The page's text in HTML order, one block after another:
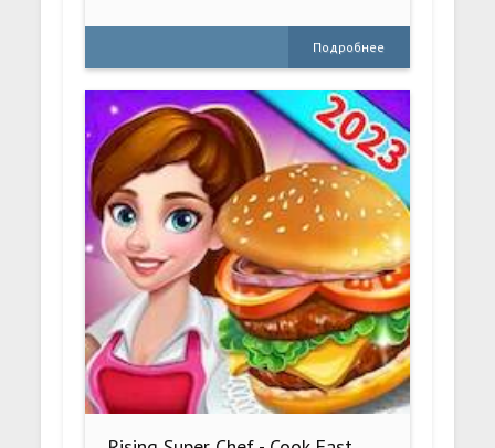
Подробнее